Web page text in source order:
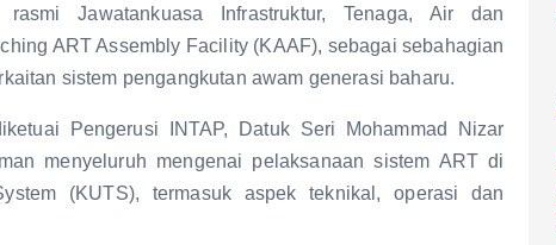
Jawatankuasa Infrastruktur, Tenaga, Air dan
ART Assembly Facility (KAAF), sebagai sebahagian
sistem pengangkutan awam generasi baharu.
Pengerusi INTAP, Datuk Seri Mohammad Nizar
menyeluruh mengenai pelaksanaan sistem ART di
(KUTS), termasuk aspek teknikal, operasi dan